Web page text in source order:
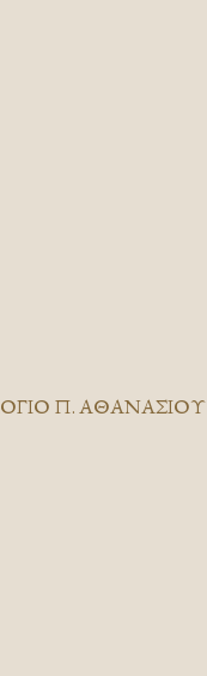
Π. ΑΘΑΝΑΣΙΟΥ